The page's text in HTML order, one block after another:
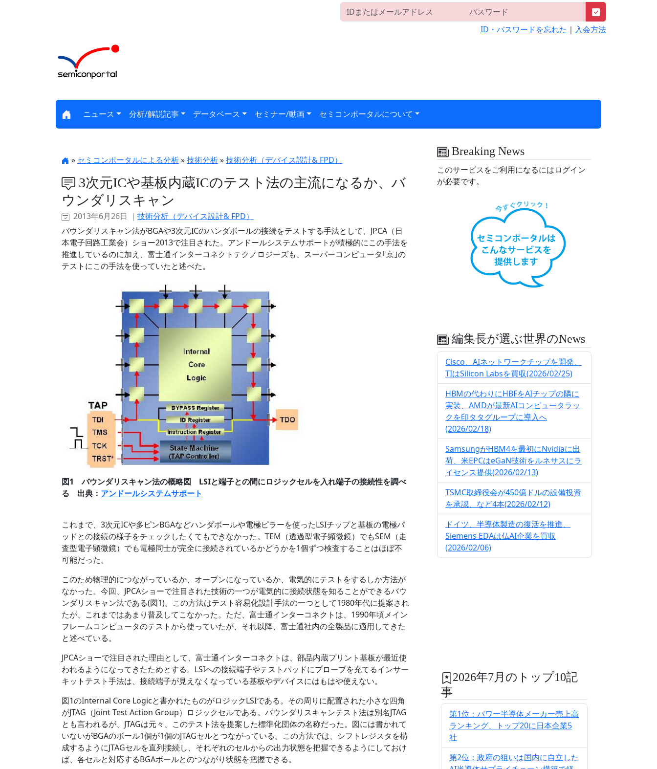
ID・パスワードを忘れた ｜ 入会方法
ニュース 分析/解説記事 データベース セミナー/動画 セミコンポータルについて
» セミコンポータルによる分析»技術分析»技術分析（デバイス設計& FPD）
3次元ICや基板内蔵ICのテスト法の主流になるか、バ
ウンダリスキャン
2013年6月26日 ｜ 技術分析（デバイス設計& FPD）
バウンダリスキャン法がBGAや3次元ICのハンダボールの接続をテストする手法として、JPCA（日
本電子回路工業会）ショー2013で注目された。アンドールシステムサポートが積極的にこの手法を
推進しているのに加え、富士通インターコネクトテクノロジーズも、スーパーコンピュータ｢京｣の
テストにこの手法を使っていたと述べた。
図1 バウンダリスキャン法の概略図 LSIと端子との間にロジックセルを入れ端子の接続性を調べ
る 出典： アンドールシステムサポート
これまで、3次元ICや多ピンBGAなどハンダボールや電極ピラーを使ったLSIチップと基板の電極パ
ッドとの接続の様子をチェックしたくてもできなかった。TEM（透過型電子顕微鏡）でもSEM（走
査型電子顕微鏡）でも電極同士が完全に接続されているかどうかを1個ずつ検査することはほぼ不
可能だった。
このため物理的につながっているか、オープンになっているか、電気的にテストをするしか方法が
なかった。今回、JPCAショーで注目された技術の一つが電気的に接続状態を知ることができるバウ
ンダリスキャン法である(図1)。この方法はテスト容易化設計手法の一つとして1980年代に提案され
たが、これまではあまり普及してこなかった。ただ、富士通インターコネクトは、1990年頃メイン
フレームコンピュータのテストから使っていたが、それ以降、富士通社内の全製品に適用してきた
と述べている。
JPCAショーで注目された理由として、富士通インターコネクトは、部品内蔵プリント基板が最近使
われるようになってきたためとする。LSIへの接続端子やテストパッドにプローブを充てるインサー
キットテスト手法は、接続端子が見えなくなっている基板やデバイスにはもはや使えない。
図1のInternal Core Logicと書かれたものがロジックLSIである。その周りに配置された小さな四角
がJTAG（Joint Test Action Group）ロジックセルである。バウンダリスキャンテスト法は別名JTAG
とも言われるが、JTAGは元々、このテスト法を提案した標準化団体の名称だった。図には書かれて
いないがBGAのボール1個が1個のJTAGセルとつながっている。この方法では、シフトレジスタを構
成するようにJTAGセルを直列接続し、それぞれのセルからの出力状態を把握できるようにしておけ
ば、各セルと対応するBGAボールとのつながり状態を把握できる。
Breaking News
このサービスをご利用になるにはログイン
が必要です。
編集長が選ぶ世界のNews
Cisco、AIネットワークチップを開発、
TIはSilicon Labsを買収(2026/02/25)
HBMの代わりにHBFをAIチップの隣に
実装、AMDが最新AIコンピュータラッ
クを印タタグループに導入へ
(2026/02/18)
SamsungがHBM4を最初にNvidiaに出
荷、米EPCはeGaN技術をルネサスにラ
イセンス提供(2026/02/13)
TSMC取締役会が450億ドルの設備投資
を承認、など4本(2026/02/12)
ドイツ、半導体製造の復活を推進、
Siemens EDAは仏AI企業を買収
(2026/02/06)
2026年7月のトップ10記
事
第1位：パワー半導体メーカー売上高
ランキング、トップ20に日本企業5
社
第2位：政府の狙いは国内に自立した